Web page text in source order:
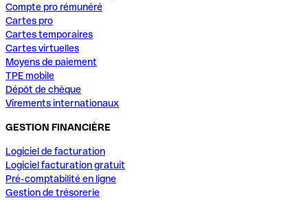
Compte pro rémunéré
Cartes pro
Cartes temporaires
Cartes virtuelles
Moyens de paiement
TPE mobile
Dépôt de chèque
Virements internationaux
GESTION FINANCIÈRE
Logiciel de facturation
Logiciel facturation gratuit
Pré-comptabilité en ligne
Gestion de trésorerie